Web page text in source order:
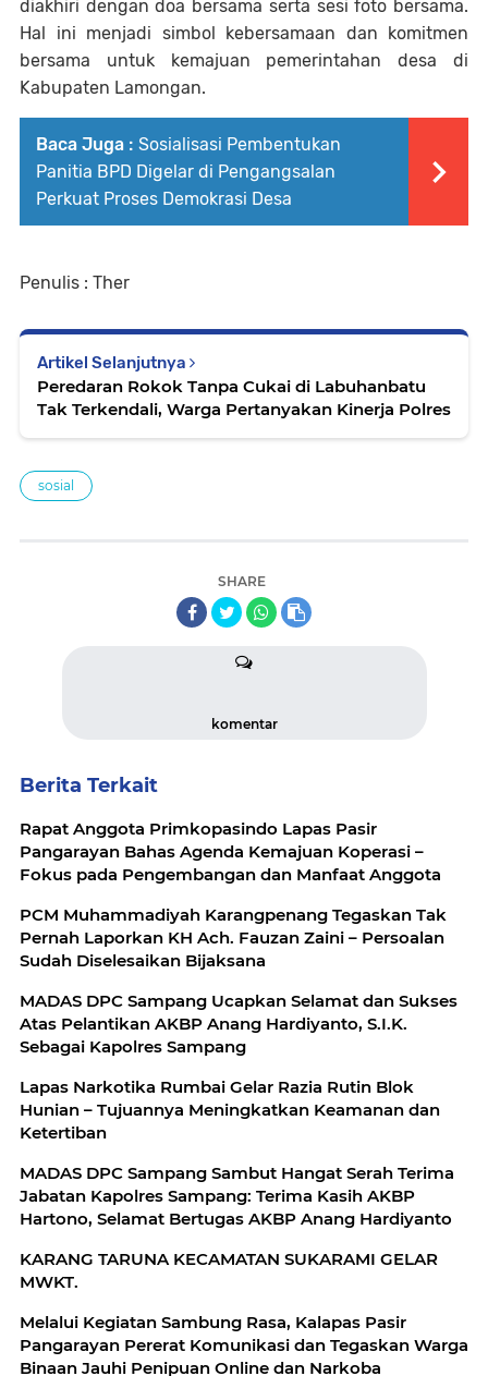
diakhiri dengan doa bersama serta sesi foto bersama.
Hal ini menjadi simbol kebersamaan dan komitmen
bersama untuk kemajuan pemerintahan desa di
Kabupaten Lamongan.
Baca Juga : Sosialisasi Pembentukan
Panitia BPD Digelar di Pengangsalan
Perkuat Proses Demokrasi Desa
Penulis : Ther
Artikel Selanjutnya
Peredaran Rokok Tanpa Cukai di Labuhanbatu
Tak Terkendali, Warga Pertanyakan Kinerja Polres
sosial
SHARE
komentar
Berita Terkait
Rapat Anggota Primkopasindo Lapas Pasir
Pangarayan Bahas Agenda Kemajuan Koperasi –
Fokus pada Pengembangan dan Manfaat Anggota
PCM Muhammadiyah Karangpenang Tegaskan Tak
Pernah Laporkan KH Ach. Fauzan Zaini – Persoalan
Sudah Diselesaikan Bijaksana
MADAS DPC Sampang Ucapkan Selamat dan Sukses
Atas Pelantikan AKBP Anang Hardiyanto, S.I.K.
Sebagai Kapolres Sampang
Lapas Narkotika Rumbai Gelar Razia Rutin Blok
Hunian – Tujuannya Meningkatkan Keamanan dan
Ketertiban
MADAS DPC Sampang Sambut Hangat Serah Terima
Jabatan Kapolres Sampang: Terima Kasih AKBP
Hartono, Selamat Bertugas AKBP Anang Hardiyanto
KARANG TARUNA KECAMATAN SUKARAMI GELAR
MWKT.
Melalui Kegiatan Sambung Rasa, Kalapas Pasir
Pangarayan Pererat Komunikasi dan Tegaskan Warga
Binaan Jauhi Penipuan Online dan Narkoba